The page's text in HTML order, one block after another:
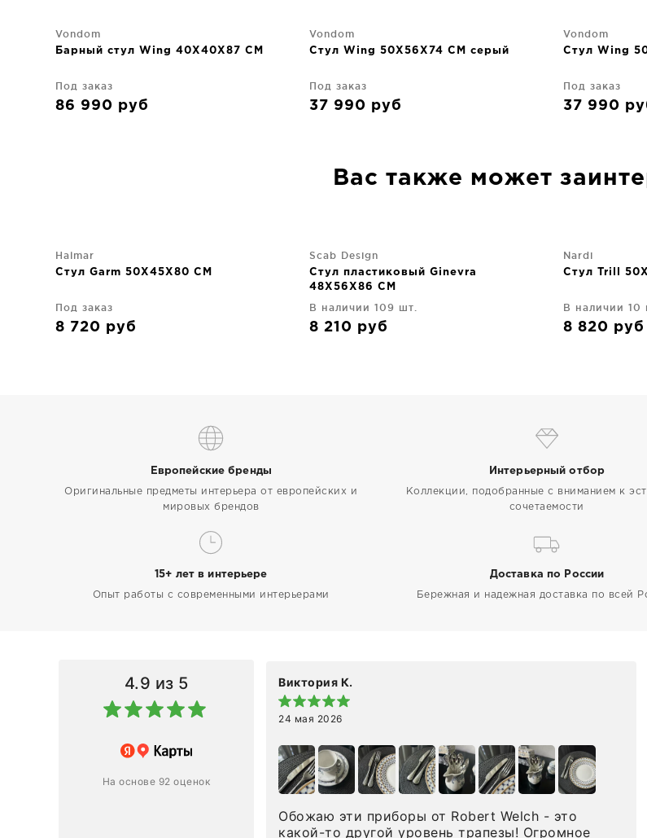
Vondom
Барный стул Wing 40X40X87 CM
Под заказ
86 990 руб
Vondom
Стул Wing 50X56X74 CM серый
Под заказ
37 990 руб
Vondom
Стул Wing
Под заказ
37 990
Вас также может
Halmar
Стул Garm 50X45X80 CM
Под заказ
8 720 руб
Scab Design
Стул пластиковый Ginevra
48X56X86 CM
В наличии 109 шт.
8 210 руб
Nardi
Стул Trill
В наличии 10
8 820 руб
Европейские бренды
Оригинальные предметы интерьера от европейских и
мировых брендов
Интерьерный отбор
Коллекции, подобранные с вниманием к
сочетаемости
15+ лет в интерьере
Опыт работы с современными интерьерами
Доставка по России
Бережная и надежная доставка по всей
4.9 из 5
На основе 92 оценок
магазину за оперативную
приехал ко мне целым и
Виктория К.
24 мая 2026
Обожаю эти приборы от Robert Welch - это
какой-то другой уровень трапезы! Огромное